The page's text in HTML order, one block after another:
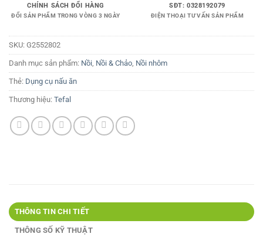
CHÍNH SÁCH ĐỔI HÀNG
ĐỔI SẢN PHẨM TRONG VÒNG 3 NGÀY
SĐT: 0328192079
ĐIỆN THOẠI TƯ VẤN SẢN PHẨM
SKU: G2552802
Danh mục sản phẩm: Nồi, Nồi & Chảo, Nồi nhôm
Thẻ: Dụng cụ nấu ăn
Thương hiệu: Tefal
THÔNG TIN CHI TIẾT
THÔNG SỐ KỸ THUẬT